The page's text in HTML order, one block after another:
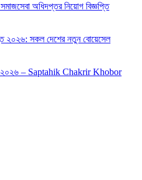
অধিদপ্তর নিয়োগ বিজ্ঞপ্তি
২০২৬: সকল দেশের নতুন বোয়েসেল
২০২৬ – Saptahik Chakrir Khobor